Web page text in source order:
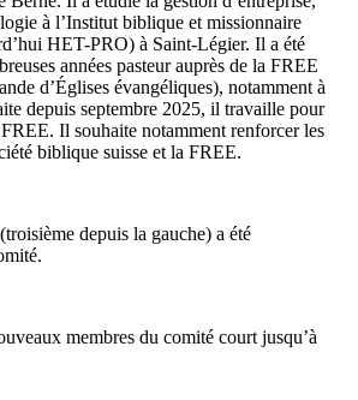
à l’Institut biblique et missionnaire
HET-PRO) à Saint-Légier. Il a été
années pasteur auprès de la FREE
d’Églises évangéliques), notamment à
depuis septembre 2025, il travaille pour
Il souhaite notamment renforcer les
biblique suisse et la FREE.
depuis la gauche) a été
membres du comité court jusqu’à